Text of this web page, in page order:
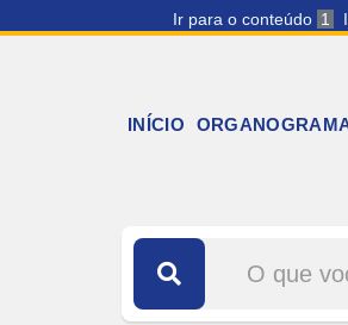
Ir para o conteúdo 1
INÍCIO